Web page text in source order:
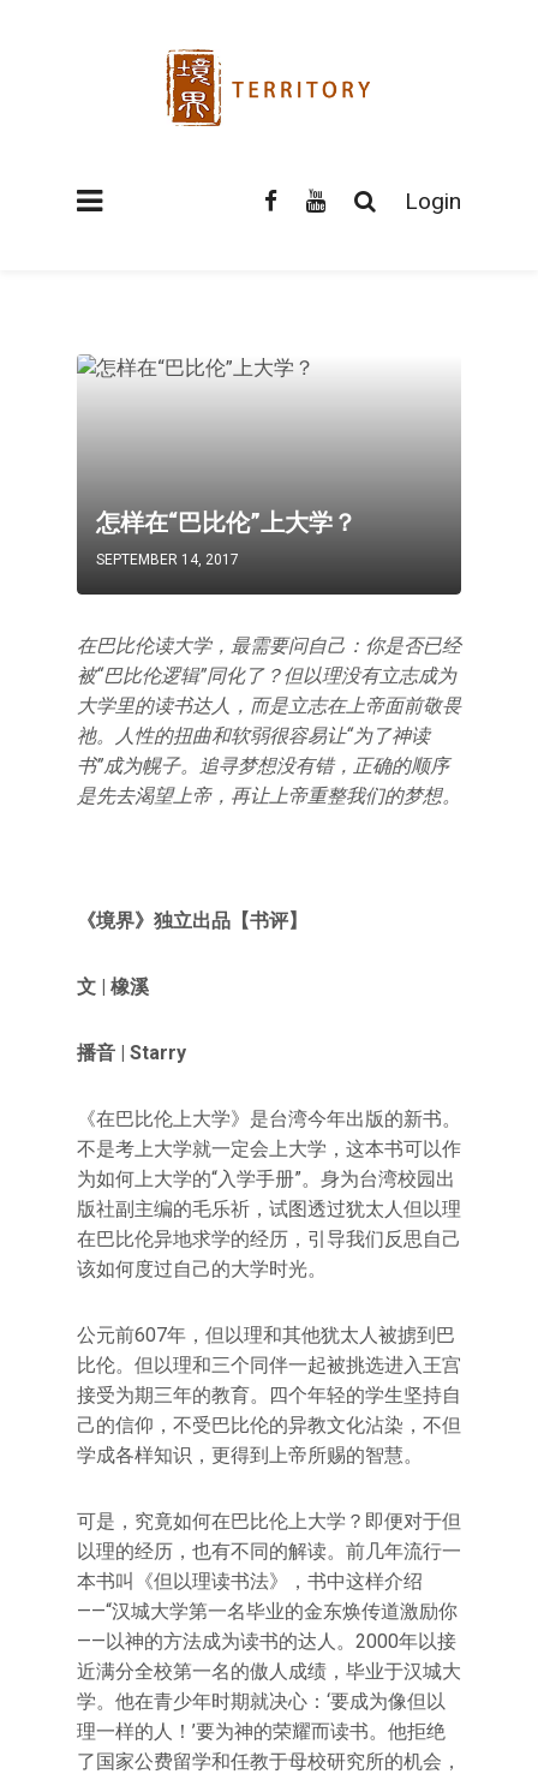
Login
怎样在“巴比伦”上大学？
SEPTEMBER 14, 2017
在巴比伦读大学，最需要问自己：你是否已经
被“巴比伦逻辑”同化了？但以理没有立志成为
大学里的读书达人，而是立志在上帝面前敬畏
祂。人性的扭曲和软弱很容易让“为了神读
书”成为幌子。追寻梦想没有错，正确的顺序
是先去渴望上帝，再让上帝重整我们的梦想。
《境界》独立出品【书评】
文 | 橡溪
播音 | Starry
《在巴比伦上大学》是台湾今年出版的新书。
不是考上大学就一定会上大学，这本书可以作
为如何上大学的“入学手册”。身为台湾校园出
版社副主编的毛乐祈，试图透过犹太人但以理
在巴比伦异地求学的经历，引导我们反思自己
该如何度过自己的大学时光。
公元前607年，但以理和其他犹太人被掳到巴
比伦。但以理和三个同伴一起被挑选进入王宫
接受为期三年的教育。四个年轻的学生坚持自
己的信仰，不受巴比伦的异教文化沾染，不但
学成各样知识，更得到上帝所赐的智慧。
可是，究竟如何在巴比伦上大学？即便对于但
以理的经历，也有不同的解读。前几年流行一
本书叫《但以理读书法》，书中这样介绍
——“汉城大学第一名毕业的金东焕传道激励你
——以神的方法成为读书的达人。2000年以接
近满分全校第一名的傲人成绩，毕业于汉城大
学。他在青少年时期就决心：‘要成为像但以
理一样的人！’要为神的荣耀而读书。他拒绝
了国家公费留学和任教于母校研究所的机会，